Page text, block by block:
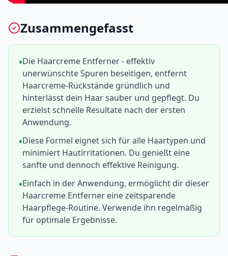
Zusammengefasst
Die Haarcreme Entferner - effektiv
unerwünschte Spuren beseitigen, entfernt
Haarcreme-Rückstände gründlich und
hinterlässt dein Haar sauber und gepflegt. Du
erzielst schnelle Resultate nach der ersten
Anwendung.
Diese Formel eignet sich für alle Haartypen und
minimiert Hautirritationen. Du genießt eine
sanfte und dennoch effektive Reinigung.
Einfach in der Anwendung, ermöglicht dir dieser
Haarcreme Entferner eine zeitsparende
Haarpflege-Routine. Verwende ihn regelmäßig
für optimale Ergebnisse.